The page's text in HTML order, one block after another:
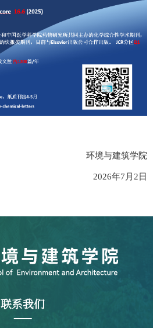
环境与建筑学院
2026年7月2 日
联系我们